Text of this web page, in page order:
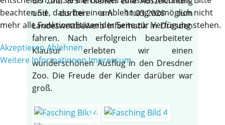
und durften am 11.03.2026 zum
Landeswettbewerb Informatik in Dresden
fahren. Nach erfolgreich bearbeiteter
Klausur erlebten wir einen
wunderschönen Ausflug in den Dresdner
Zoo. Die Freude der Kinder darüber war
groß.
beachten Sie, dass bei einer Ablehnung womöglich nicht
mehr alle Funktionalitäten der Seite zur Verfügung stehen.
AkzeptierenAblehnen
Weitere Informationen Impressum